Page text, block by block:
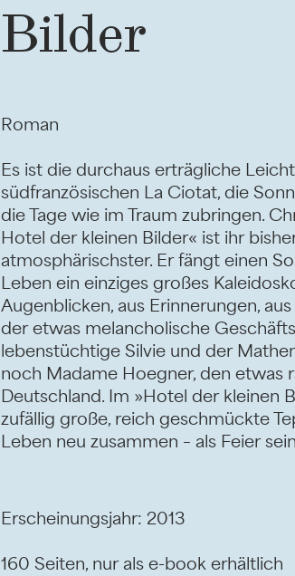
Bilder
Roman
Es ist die durchaus erträgliche
südfranzösischen La Ciotat, die
die Tage wie im Traum zubringen.
Hotel der kleinen Bilder« ist ihr
atmosphärischster. Er fängt einen
Leben ein einziges großes
Augenblicken, aus Erinnerungen,
der etwas melancholische
lebenstüchtige Silvie und der
noch Madame Hoegner, den etwas
Deutschland. Im »Hotel der kleinen
zufällig große, reich geschmückte
Leben neu zusammen – als Feier
Erscheinungsjahr: 2013
160 Seiten, nur als e-book erhältlich